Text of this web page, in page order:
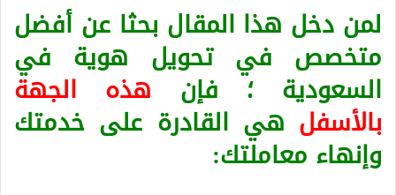
لمن دخل هذا المقال بحثا عن أفضل
متخصص في تحويل هوية في
السعودية ؛ فإن هذه الجهة
بالأسفل هي القادرة على خدمتك
وإنهاء معاملتك: